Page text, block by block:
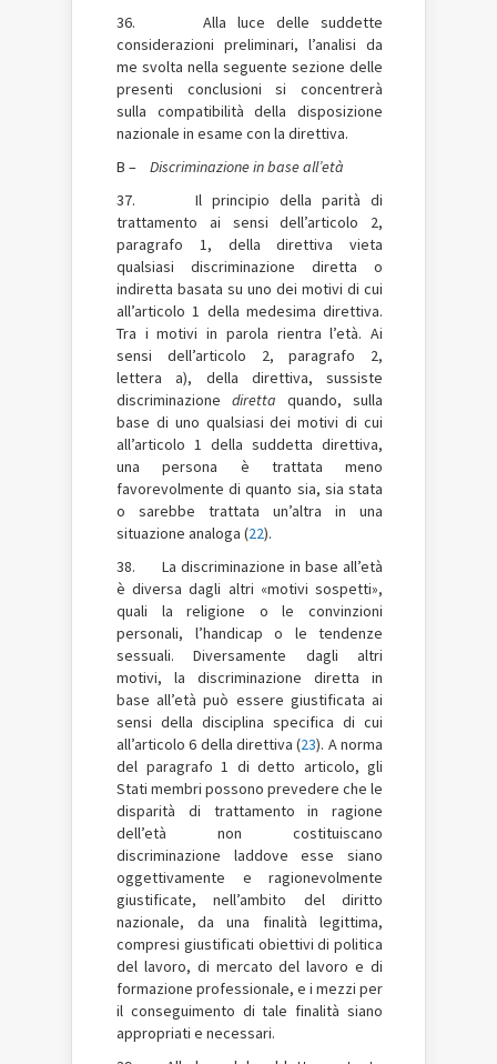
36. Alla luce delle suddette
considerazioni preliminari, l’analisi da
me svolta nella seguente sezione delle
presenti conclusioni si concentrerà
sulla compatibilità della disposizione
nazionale in esame con la direttiva.
B – Discriminazione in base all’età
37. Il principio della parità di
trattamento ai sensi dell’articolo 2,
paragrafo 1, della direttiva vieta
qualsiasi discriminazione diretta o
indiretta basata su uno dei motivi di cui
all’articolo 1 della medesima direttiva.
Tra i motivi in parola rientra l’età. Ai
sensi dell’articolo 2, paragrafo 2,
lettera a), della direttiva, sussiste
discriminazione diretta quando, sulla
base di uno qualsiasi dei motivi di cui
all’articolo 1 della suddetta direttiva,
una persona è trattata meno
favorevolmente di quanto sia, sia stata
o sarebbe trattata un’altra in una
situazione analoga (22).
38. La discriminazione in base all’età
è diversa dagli altri «motivi sospetti»,
quali la religione o le convinzioni
personali, l’handicap o le tendenze
sessuali. Diversamente dagli altri
motivi, la discriminazione diretta in
base all’età può essere giustificata ai
sensi della disciplina specifica di cui
all’articolo 6 della direttiva (23). A norma
del paragrafo 1 di detto articolo, gli
Stati membri possono prevedere che le
disparità di trattamento in ragione
dell’età non costituiscano
discriminazione laddove esse siano
oggettivamente e ragionevolmente
giustificate, nell’ambito del diritto
nazionale, da una finalità legittima,
compresi giustificati obiettivi di politica
del lavoro, di mercato del lavoro e di
formazione professionale, e i mezzi per
il conseguimento di tale finalità siano
appropriati e necessari.